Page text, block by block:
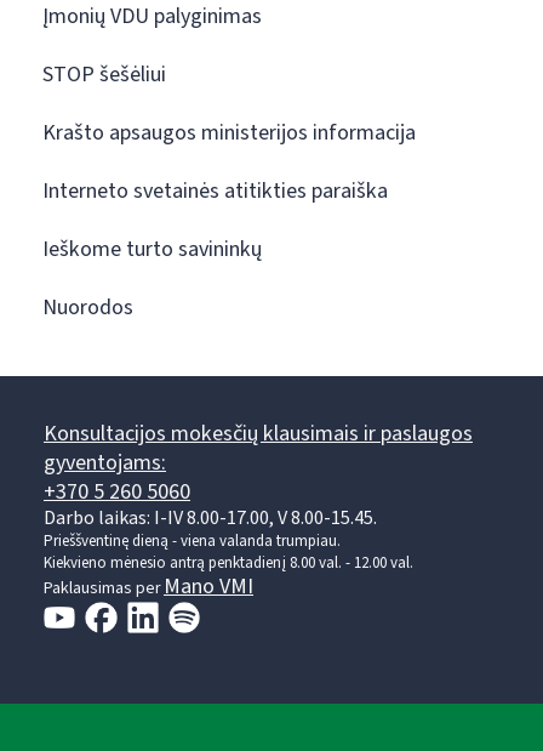
Įmonių VDU palyginimas
STOP šešėliui
Krašto apsaugos ministerijos informacija
Interneto svetainės atitikties paraiška
Ieškome turto savininkų
Nuorodos
Konsultacijos mokesčių klausimais ir paslaugos
gyventojams:
+370 5 260 5060
Darbo laikas: I-IV 8.00-17.00, V 8.00-15.45.
Prieššventinę dieną - viena valanda trumpiau.
Kiekvieno mėnesio antrą penktadienį 8.00 val. - 12.00 val.
Paklausimas perMano VMI